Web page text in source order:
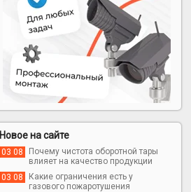
Новое на сайте
03 08
Почему чистота оборотной тары
влияет на качество продукции
03 08
Какие ограничения есть у
газового пожаротушения